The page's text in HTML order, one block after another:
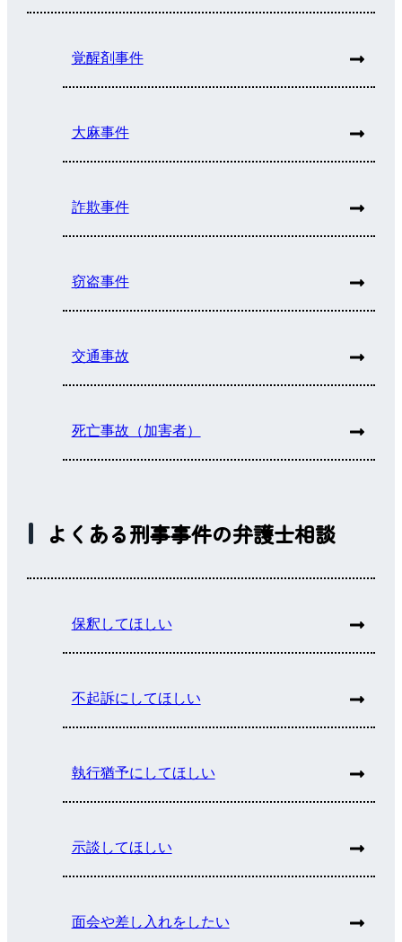
覚醒剤事件
大麻事件
詐欺事件
窃盗事件
交通事故
死亡事故（加害者）
よくある刑事事件の弁護士相談
保釈してほしい
不起訴にしてほしい
執行猶予にしてほしい
示談してほしい
面会や差し入れをしたい